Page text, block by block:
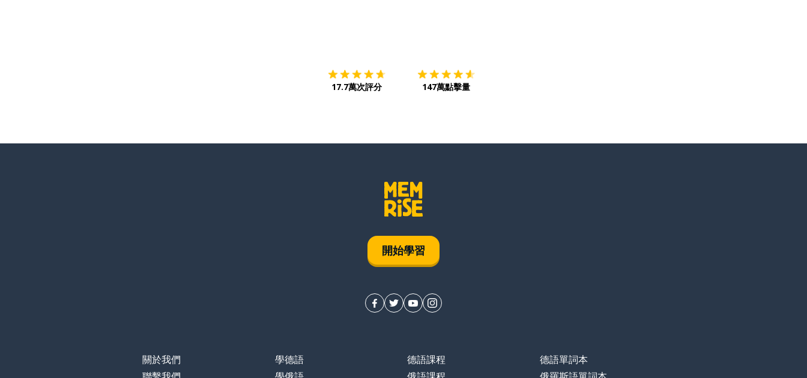
17.7萬次評分 147萬點擊量
開始學習
關於我們
學德語
德語課程
德語單詞本